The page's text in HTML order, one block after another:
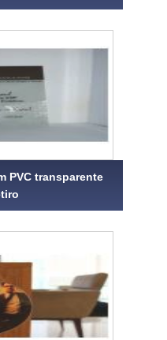
PVC transparente